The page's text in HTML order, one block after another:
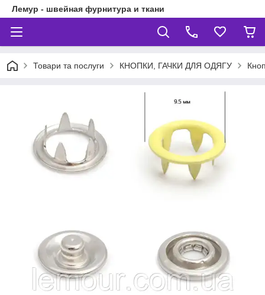
Лемур - швейная фурнитура и ткани
Товари та послуги КНОПКИ, ГАЧКИ ДЛЯ ОДЯГУ